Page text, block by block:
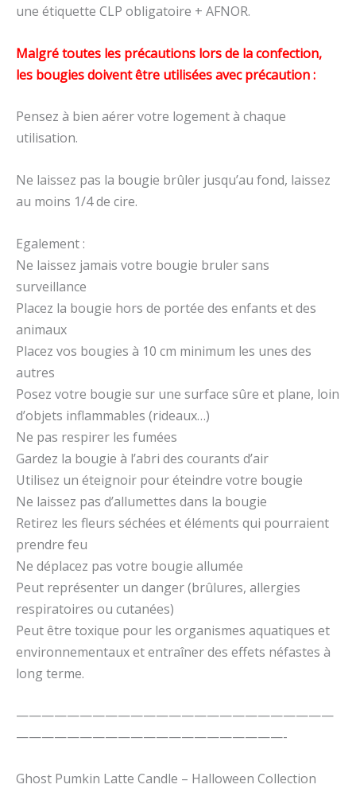
une étiquette CLP obligatoire + AFNOR.
Malgré toutes les précautions lors de la confection,
les bougies doivent être utilisées avec précaution :
Pensez à bien aérer votre logement à chaque
utilisation.
Ne laissez pas la bougie brûler jusqu’au fond, laissez
au moins 1/4 de cire.
Egalement :
Ne laissez jamais votre bougie bruler sans
surveillance
Placez la bougie hors de portée des enfants et des
animaux
Placez vos bougies à 10 cm minimum les unes des
autres
Posez votre bougie sur une surface sûre et plane, loin
d’objets inflammables (rideaux…)
Ne pas respirer les fumées
Gardez la bougie à l’abri des courants d’air
Utilisez un éteignoir pour éteindre votre bougie
Ne laissez pas d’allumettes dans la bougie
Retirez les fleurs séchées et éléments qui pourraient
prendre feu
Ne déplacez pas votre bougie allumée
Peut représenter un danger (brûlures, allergies
respiratoires ou cutanées)
Peut être toxique pour les organismes aquatiques et
environnementaux et entraîner des effets néfastes à
long terme.
—————————————————————————
—————————————————————-
Ghost Pumkin Latte Candle – Halloween Collection